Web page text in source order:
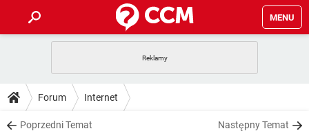
MENU
GRY
SPOTIFY
PORADY
PlayStation
DO POBRANIA
Forum Internet
Poprzedni Temat Następny Temat